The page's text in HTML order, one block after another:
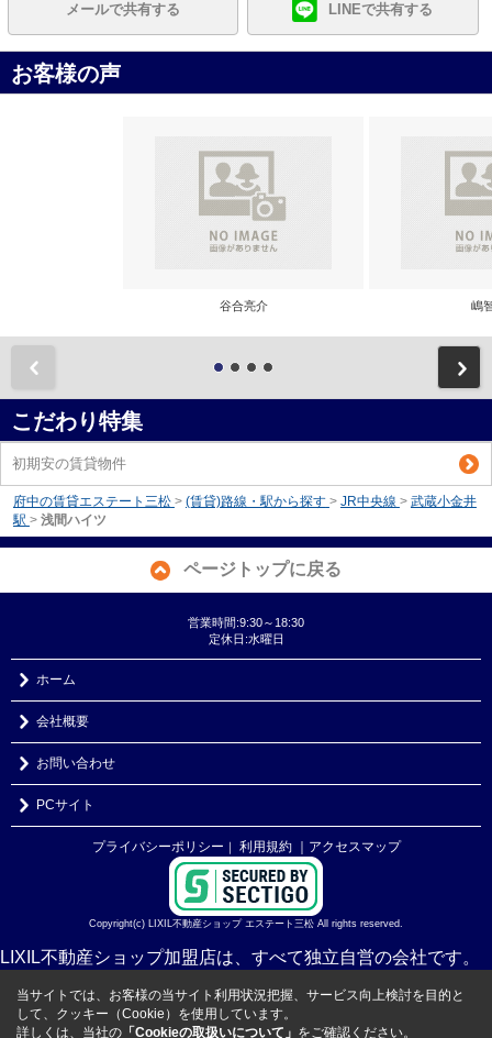
メールで共有する LINEで共有する
お客様の声
谷合亮介 嶋
こだわり特集
初期安の賃貸物件
府中の賃貸エステート三松 > (賃貸)路線・駅から探す > JR中央線 > 武蔵小金井
駅 > 浅間ハイツ
ページトップに戻る
営業時間:9:30～18:30
定休日:水曜日
ホーム
会社概要
お問い合わせ
PCサイト
プライバシーポリシー 利用規約 ｜アクセスマップ
Copyright(c) LIXIL不動産ショップ エステート三松 All rights reserved.
LIXIL不動産ショップ加盟店は、すべて独立自営の会社です。
当サイトでは、お客様の当サイト利用状況把握、サービス向上検討を目的と
して、クッキー（Cookie）を使用しています。
詳しくは、当社の 「Cookieの取扱いについて」 をご確認ください。